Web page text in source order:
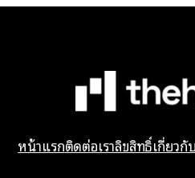
หน้าแรกติดต่อเราลิขสิทธิ์เกี่ยวกั